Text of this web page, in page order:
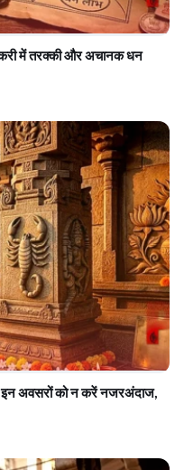
में तरक्की और अचानक धन
इन अवसरों को न करें नजरअंदाज,